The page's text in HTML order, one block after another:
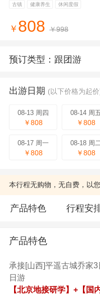
古镇 健康养生 休闲度假
￥ 808 ￥998
预订类型： 跟团游
出游日期 (以下价格为起
08-13 周四
￥808
08-14 周
￥808
08-17 周一
￥808
08-18 周二
￥808
本行程无购物，无自费，以
产品特色 行程安
产品特色
承接[山西]平遥古城乔家
日游
【北京地接研学】+【国